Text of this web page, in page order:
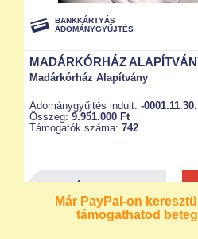
Már PayPal-on
támogathatod